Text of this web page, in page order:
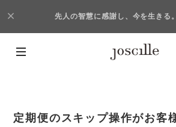
先人の智慧に感謝し、今を生きる
定期便のスキップ操作がお客